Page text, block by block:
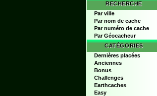
RECHERCHE
Par ville
Par nom de cache
Par numéro de cache
Par Géocacheur
CATÉGORIES
Dernières placées
Anciennes
Bonus
Challenges
Earthcaches
Easy